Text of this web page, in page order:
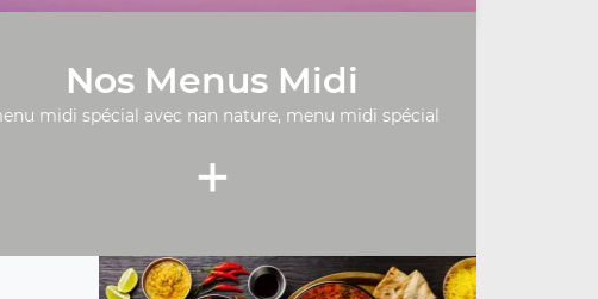
Nos Menus Midi
midi spécial avec nan nature, menu midi spécial
+